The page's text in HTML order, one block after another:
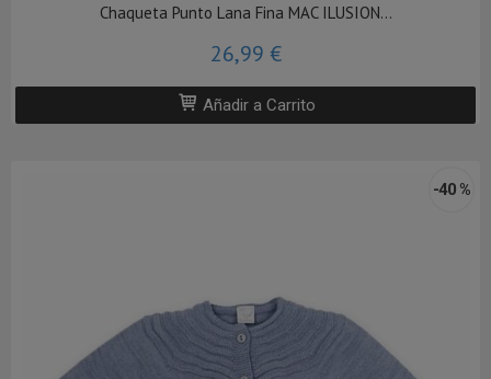
Chaqueta Punto Lana Fina MAC ILUSION...
26,99 €
Añadir a Carrito
-40 %